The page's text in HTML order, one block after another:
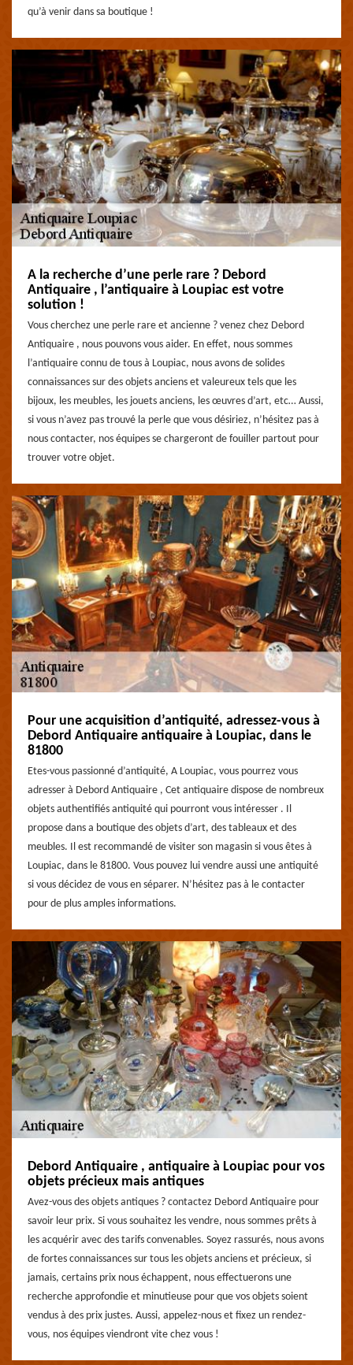
qu’à venir dans sa boutique !
A la recherche d’une perle rare ? Debord
Antiquaire , l’antiquaire à Loupiac est votre
solution !
Vous cherchez une perle rare et ancienne ? venez chez Debord
Antiquaire , nous pouvons vous aider. En effet, nous sommes
l’antiquaire connu de tous à Loupiac, nous avons de solides
connaissances sur des objets anciens et valeureux tels que les
bijoux, les meubles, les jouets anciens, les œuvres d’art, etc… Aussi,
si vous n’avez pas trouvé la perle que vous désiriez, n’hésitez pas à
nous contacter, nos équipes se chargeront de fouiller partout pour
trouver votre objet.
Pour une acquisition d’antiquité, adressez-vous à
Debord Antiquaire antiquaire à Loupiac, dans le
81800
Etes-vous passionné d’antiquité, A Loupiac, vous pourrez vous
adresser à Debord Antiquaire , Cet antiquaire dispose de nombreux
objets authentifiés antiquité qui pourront vous intéresser . Il
propose dans a boutique des objets d’art, des tableaux et des
meubles. Il est recommandé de visiter son magasin si vous êtes à
Loupiac, dans le 81800. Vous pouvez lui vendre aussi une antiquité
si vous décidez de vous en séparer. N’hésitez pas à le contacter
pour de plus amples informations.
Debord Antiquaire , antiquaire à Loupiac pour vos
objets précieux mais antiques
Avez-vous des objets antiques ? contactez Debord Antiquaire pour
savoir leur prix. Si vous souhaitez les vendre, nous sommes prêts à
les acquérir avec des tarifs convenables. Soyez rassurés, nous avons
de fortes connaissances sur tous les objets anciens et précieux, si
jamais, certains prix nous échappent, nous effectuerons une
recherche approfondie et minutieuse pour que vos objets soient
vendus à des prix justes. Aussi, appelez-nous et fixez un rendez-
vous, nos équipes viendront vite chez vous !